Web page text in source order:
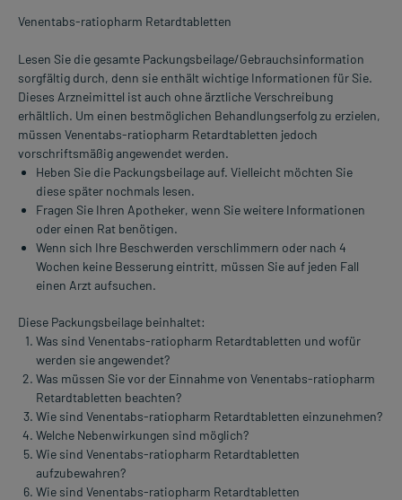
Venentabs-ratiopharm Retardtabletten
Lesen Sie die gesamte Packungsbeilage/Gebrauchsinformation
sorgfältig durch, denn sie enthält wichtige Informationen für Sie.
Dieses Arzneimittel ist auch ohne ärztliche Verschreibung
erhältlich. Um einen bestmöglichen Behandlungserfolg zu erzielen,
müssen Venentabs-ratiopharm Retardtabletten jedoch
vorschriftsmäßig angewendet werden.
Heben Sie die Packungsbeilage auf. Vielleicht möchten Sie
diese später nochmals lesen.
Fragen Sie Ihren Apotheker, wenn Sie weitere Informationen
oder einen Rat benötigen.
Wenn sich Ihre Beschwerden verschlimmern oder nach 4
Wochen keine Besserung eintritt, müssen Sie auf jeden Fall
einen Arzt aufsuchen.
Diese Packungsbeilage beinhaltet:
Was sind Venentabs-ratiopharm Retardtabletten und wofür
werden sie angewendet?
Was müssen Sie vor der Einnahme von Venentabs-ratiopharm
Retardtabletten beachten?
Wie sind Venentabs-ratiopharm Retardtabletten einzunehmen?
Welche Nebenwirkungen sind möglich?
Wie sind Venentabs-ratiopharm Retardtabletten
aufzubewahren?
Wie sind Venentabs-ratiopharm Retardtabletten